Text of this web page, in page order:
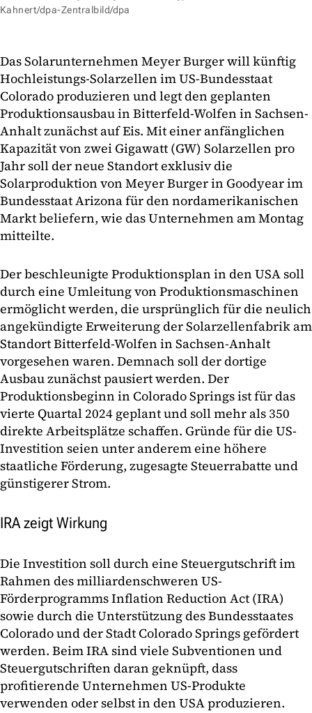
Kahnert/dpa-Zentralbild/dpa
Das Solarunternehmen Meyer Burger will künftig
Hochleistungs-Solarzellen im US-Bundesstaat
Colorado produzieren und legt den geplanten
Produktionsausbau in Bitterfeld-Wolfen in Sachsen-
Anhalt zunächst auf Eis. Mit einer anfänglichen
Kapazität von zwei Gigawatt (GW) Solarzellen pro
Jahr soll der neue Standort exklusiv die
Solarproduktion von Meyer Burger in Goodyear im
Bundesstaat Arizona für den nordamerikanischen
Markt beliefern, wie das Unternehmen am Montag
mitteilte.
Der beschleunigte Produktionsplan in den USA soll
durch eine Umleitung von Produktionsmaschinen
ermöglicht werden, die ursprünglich für die neulich
angekündigte Erweiterung der Solarzellenfabrik am
Standort Bitterfeld-Wolfen in Sachsen-Anhalt
vorgesehen waren. Demnach soll der dortige
Ausbau zunächst pausiert werden. Der
Produktionsbeginn in Colorado Springs ist für das
vierte Quartal 2024 geplant und soll mehr als 350
direkte Arbeitsplätze schaffen. Gründe für die US-
Investition seien unter anderem eine höhere
staatliche Förderung, zugesagte Steuerrabatte und
günstigerer Strom.
IRA zeigt Wirkung
Die Investition soll durch eine Steuergutschrift im
Rahmen des milliardenschweren US-
Förderprogramms Inflation Reduction Act (IRA)
sowie durch die Unterstützung des Bundesstaates
Colorado und der Stadt Colorado Springs gefördert
werden. Beim IRA sind viele Subventionen und
Steuergutschriften daran geknüpft, dass
profitierende Unternehmen US-Produkte
verwenden oder selbst in den USA produzieren.